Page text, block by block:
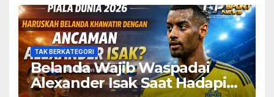
TAK BERKATEGORI
Belanda Wajib Waspadai
Alexander Isak Saat Hadapi